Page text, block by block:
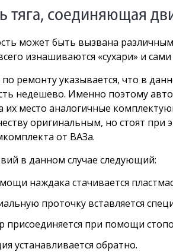
тяга, соединяющая
может быть вызвана
изнашиваются «сухари» и
по ремонту указывается, что в
недешево. Именно поэтому
их место аналогичные
оригинальным, но стоят
от ВАЗа.
в данном случае следующий:
наждака стачивается
проточку вставляется
присоединяется при помощи
устанавливается обратно.